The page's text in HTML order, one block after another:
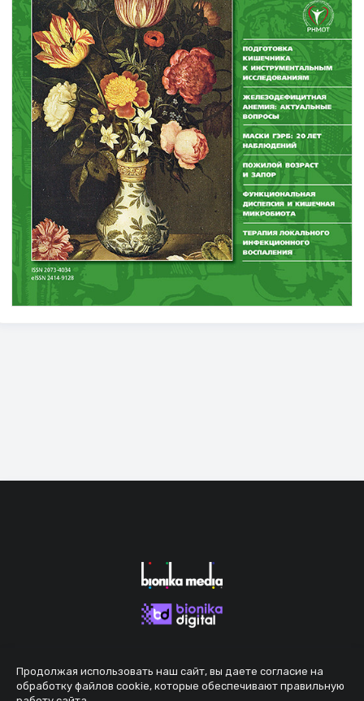
Продолжая использовать наш сайт, вы даете согласие на
обработку файлов cookie, которые обеспечивают правильную